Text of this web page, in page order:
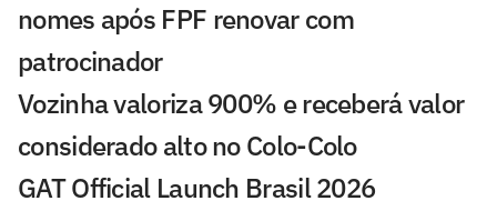
nomes após FPF renovar com
patrocinador
Vozinha valoriza 900% e receberá valor
considerado alto no Colo-Colo
GAT Official Launch Brasil 2026